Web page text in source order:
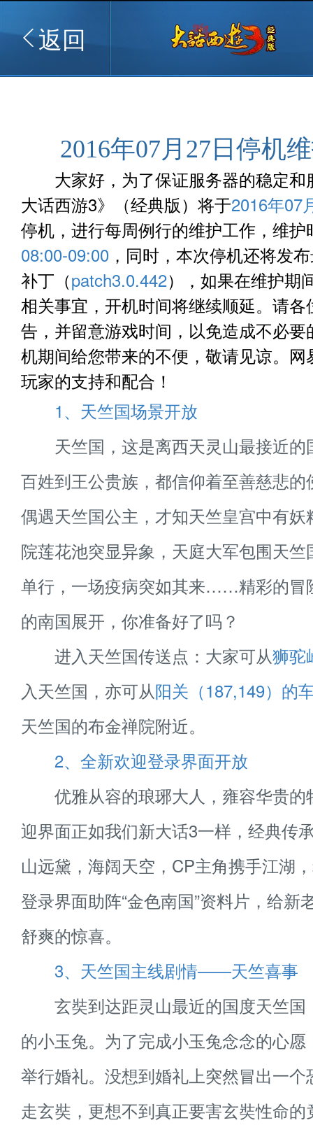
返回
2016年07月27日停机
大家好，为了保证服务器的稳定和
大话西游3》（经典版）将于2016年07
停机，进行每周例行的维护工作，维护
08:00-09:00 ，同时，本次停机还将发
补丁（patch3.0.442），如果在维护期
相关事宜，开机时间将继续顺延。请各
告，并留意游戏时间，以免造成不必
机期间给您带来的不便，敬请见谅。
玩家的支持和配合！
1、天竺国场景开放
天竺国，这是离西天灵山最接近的
百姓到王公贵族，都信仰着至善慈悲
偶遇天竺国公主，才知天竺皇宫中有
院莲花池突显异象，天庭大军包围天
单行，一场疫病突如其来……精彩的冒
的南国展开，你准备好了吗？
进入天竺国传送点：大家可从狮驼
入天竺国，亦可从阳关（187,149）的
天竺国的布金禅院附近。
2、全新欢迎登录界面开放
优雅从容的琅琊大人，雍容华贵的
迎界面正如我们新大话3一样，经典传
山远黛，海阔天空，CP主角携手江湖
登录界面助阵“金色南国”资料片，给新
舒爽的惊喜。
3、天竺国主线剧情——天竺喜事
玄奘到达距灵山最近的国度天竺国
的小玉兔。为了完成小玉兔念念的心
举行婚礼。没想到婚礼上突然冒出一
走玄奘，更想不到真正要害玄奘性命的